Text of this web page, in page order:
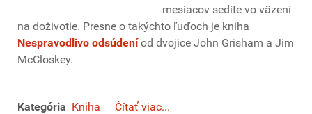
mesiacov sedíte vo väzení
na doživotie. Presne o takýchto ľuďoch je kniha
Nespravodlivo odsúdeníod dvojice John Grisham a Jim
McCloskey.
Kategória Kniha Čítať viac...